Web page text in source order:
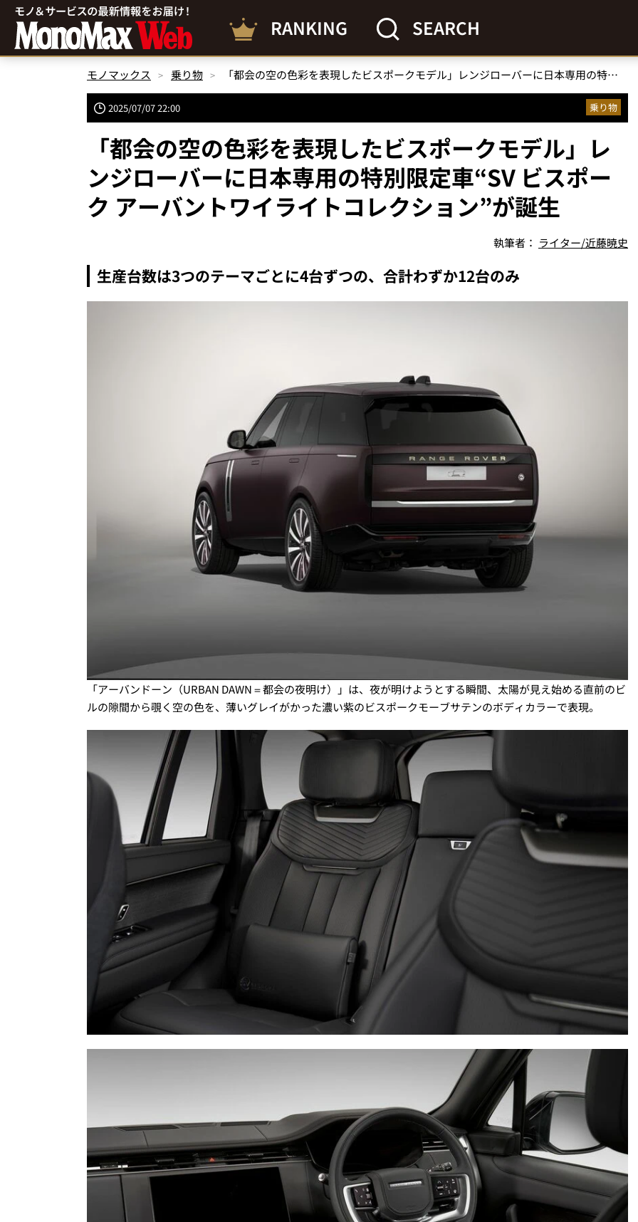
RANKING SEARCH
モノマックス 乗り物 「都会の空の色彩を表現したビスポークモデル」レンジローバーに日本専用の特別限定車“SV ビスポーク アーバントワイライトコレクション”が誕生
2025/07/07 22:00 乗り物
「都会の空の色彩を表現したビスポークモデル」レ
ンジローバーに日本専用の特別限定車“SV ビスポー
ク アーバントワイライトコレクション”が誕生
執筆者： ライター/近藤暁史
生産台数は3つのテーマごとに4台ずつの、合計わずか12台のみ
「アーバンドーン（URBAN DAWN＝都会の夜明け）」は、夜が明けようとする瞬間、太陽が見え始める直前のビ
ルの隙間から覗く空の色を、薄いグレイがかった濃い紫のビスポークモーブサテンのボディカラーで表現。